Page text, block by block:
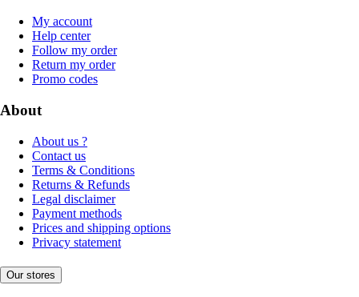
My account
Help center
Follow my order
Return my order
Promo codes
About
About us ?
Contact us
Terms & Conditions
Returns & Refunds
Legal disclaimer
Payment methods
Prices and shipping options
Privacy statement
Our stores